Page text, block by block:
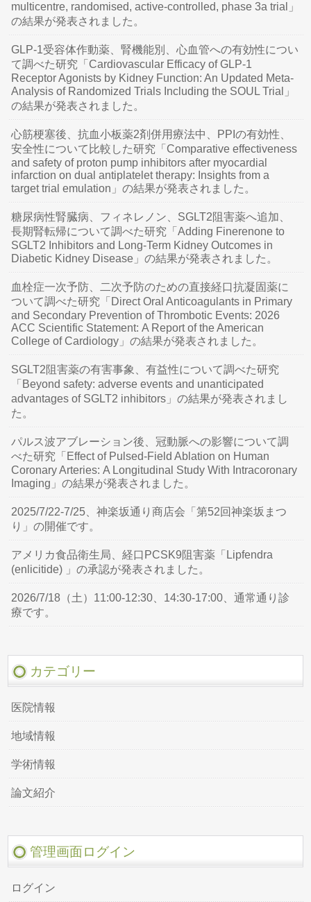
multicentre, randomised, active-controlled, phase 3a trial」
の結果が発表されました。
GLP-1受容体作動薬、腎機能別、心血管への有効性につい
て調べた研究「Cardiovascular Efficacy of GLP-1
Receptor Agonists by Kidney Function: An Updated Meta-
Analysis of Randomized Trials Including the SOUL Trial」
の結果が発表されました。
心筋梗塞後、抗血小板薬2剤併用療法中、PPIの有効性、
安全性について比較した研究「Comparative effectiveness
and safety of proton pump inhibitors after myocardial
infarction on dual antiplatelet therapy: Insights from a
target trial emulation」の結果が発表されました。
糖尿病性腎臓病、フィネレノン、SGLT2阻害薬へ追加、
長期腎転帰について調べた研究「Adding Finerenone to
SGLT2 Inhibitors and Long-Term Kidney Outcomes in
Diabetic Kidney Disease」の結果が発表されました。
血栓症一次予防、二次予防のための直接経口抗凝固薬に
ついて調べた研究「Direct Oral Anticoagulants in Primary
and Secondary Prevention of Thrombotic Events: 2026
ACC Scientific Statement: A Report of the American
College of Cardiology」の結果が発表されました。
SGLT2阻害薬の有害事象、有益性について調べた研究
「Beyond safety: adverse events and unanticipated
advantages of SGLT2 inhibitors」の結果が発表されまし
た。
パルス波アブレーション後、冠動脈への影響について調
べた研究「Effect of Pulsed-Field Ablation on Human
Coronary Arteries: A Longitudinal Study With Intracoronary
Imaging」の結果が発表されました。
2025/7/22-7/25、神楽坂通り商店会「第52回神楽坂まつ
り」の開催です。
アメリカ食品衛生局、経口PCSK9阻害薬「Lipfendra
(enlicitide) 」の承認が発表されました。
2026/7/18（土）11:00-12:30、14:30-17:00、通常通り診
療です。
カテゴリー
医院情報
地域情報
学術情報
論文紹介
管理画面ログイン
ログイン